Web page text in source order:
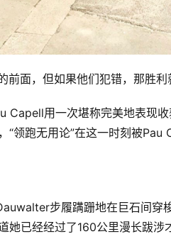
面，但如果他们犯错，那胜利
Capell用一次堪称完美地表现
领跑无用论”在这一时刻被Pau
步履蹒跚地在巨石间穿
她已经经过了160公里漫长跋